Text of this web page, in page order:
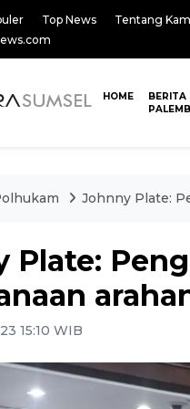
Top News Tentang
HOME
BERITA
Johnny Plate:
Plate:
15:10 WIB